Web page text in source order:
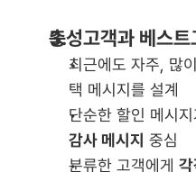
충성고객과 베스
최근에도 자주, 많
택 메시지를 설계
단순한 할인 메시
감사 메시지 중심
분류한 고객에게